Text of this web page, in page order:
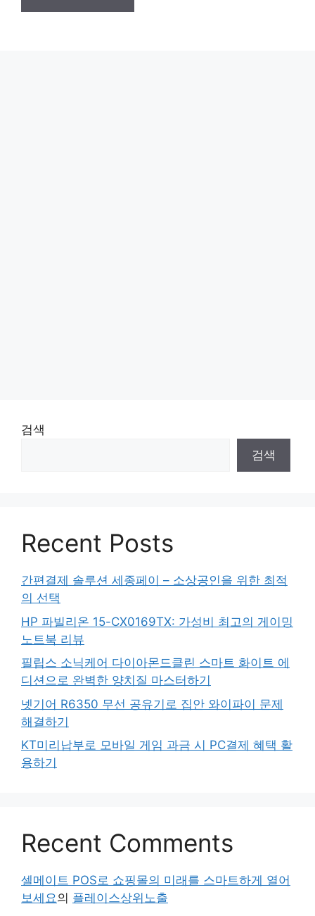
검색
검색
Recent Posts
간편결제 솔루션 세종페이 – 소상공인을 위한 최적
의 선택
HP 파빌리온 15-CX0169TX: 가성비 최고의 게이밍
노트북 리뷰
필립스 소닉케어 다이아몬드클린 스마트 화이트 에
디션으로 완벽한 양치질 마스터하기
넷기어 R6350 무선 공유기로 집안 와이파이 문제
해결하기
KT미리납부로 모바일 게임 과금 시 PC결제 혜택 활
용하기
Recent Comments
셀메이트 POS로 쇼핑몰의 미래를 스마트하게 열어
보세요의 플레이스상위노출